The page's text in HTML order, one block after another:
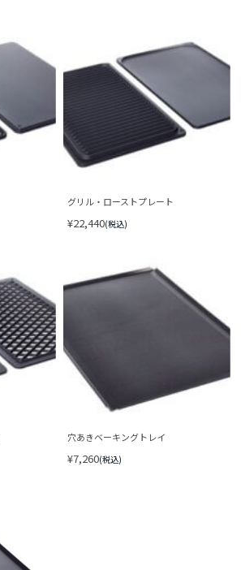
グリル・ローストプレート
¥22,440(税込)
穴あきベーキングトレイ
¥7,260(税込)